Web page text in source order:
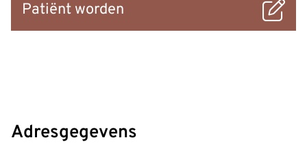
Patiënt worden
Adresgegevens